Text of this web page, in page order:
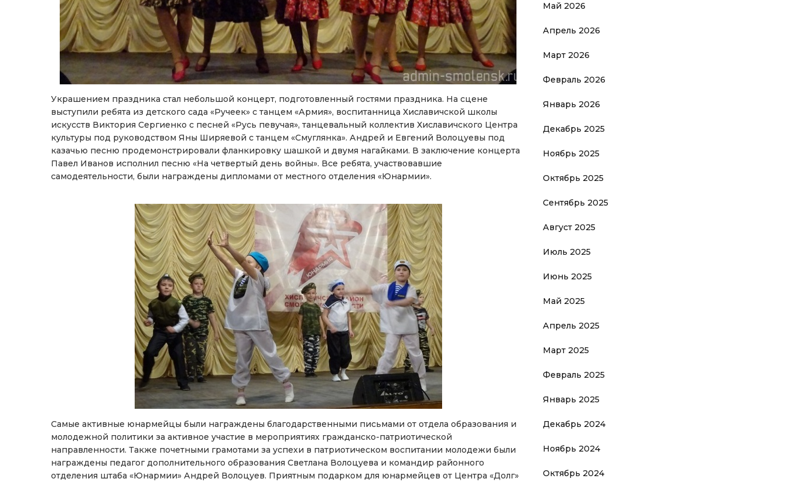
Украшением праздника стал небольшой концерт, подготовленный гостями праздника. На сцене
выступили ребята из детского сада «Ручеек» с танцем «Армия», воспитанница Хиславичской школы
искусств Виктория Сергиенко с песней «Русь певучая», танцевальный коллектив Хиславичского Центра
культуры под руководством Яны Ширяевой с танцем «Смуглянка». Андрей и Евгений Волоцуевы под
казачью песню продемонстрировали фланкировку шашкой и двумя нагайками. В заключение концерта
Павел Иванов исполнил песню «На четвертый день войны». Все ребята, участвовавшие
самодеятельности, были награждены дипломами от местного отделения «Юнармии».
Самые активные юнармейцы были награждены благодарственными письмами от отдела образования и
молодежной политики за активное участие в мероприятиях гражданско-патриотической
направленности. Также почетными грамотами за успехи в патриотическом воспитании молодежи были
награждены педагог дополнительного образования Светлана Волоцуева и командир районного
отделения штаба «Юнармии» Андрей Волоцуев. Приятным подарком для юнармейцев от Центра «Долг»
Май 2026
Апрель 2026
Март 2026
Февраль 2026
Январь 2026
Декабрь 2025
Ноябрь 2025
Октябрь 2025
Сентябрь 2025
Август 2025
Июль 2025
Июнь 2025
Май 2025
Апрель 2025
Март 2025
Февраль 2025
Январь 2025
Декабрь 2024
Ноябрь 2024
Октябрь 2024